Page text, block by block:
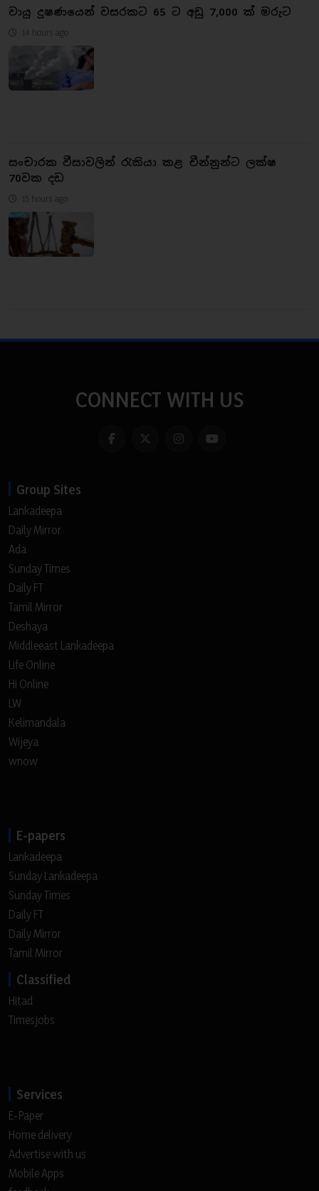
වායු දූෂණයෙන් වසරකට 65 ට අඩු 7,000 ක් මරුට
14 hours ago
සංචාරක වීසාවලින් රැකියා කළ චීන්නුන්ට ලක්ෂ
70වක දඩ
15 hours ago
CONNECT WITH US
Group Sites
Lankadeepa
Daily Mirror
Ada
Sunday Times
Daily FT
Tamil Mirror
Deshaya
Middleeast Lankadeepa
Life Online
Hi Online
LW
Kelimandala
Wijeya
wnow
E-papers
Lankadeepa
Sunday Lankadeepa
Sunday Times
Daily FT
Daily Mirror
Tamil Mirror
Classified
Hitad
Timesjobs
Services
E-Paper
Home delivery
Advertise with us
Mobile Apps